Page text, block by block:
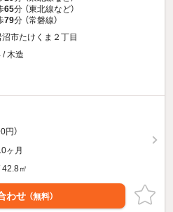
65分 （東北線など）
79分 （常磐線）
市たけくま２丁目
/ 木造
円）
ヶ月
㎡
わせ （無料）